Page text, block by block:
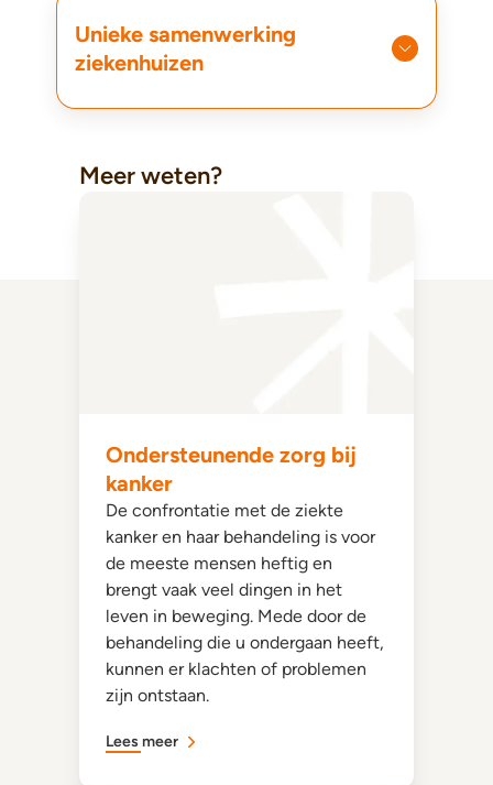
Unieke samenwerking
ziekenhuizen
Meer weten?
Ondersteunende zorg bij
kanker
De confrontatie met de ziekte
kanker en haar behandeling is voor
de meeste mensen heftig en
brengt vaak veel dingen in het
leven in beweging. Mede door de
behandeling die u ondergaan heeft,
kunnen er klachten of problemen
zijn ontstaan.
Lees meer